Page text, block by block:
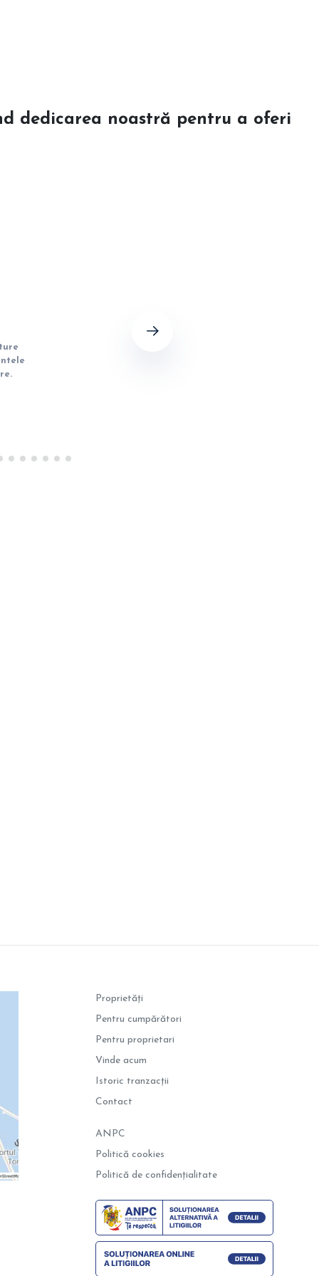
dedicarea noastră pentru a oferi
Proprietăți
Pentru cumpărători
Pentru proprietari
Vinde acum
Istoric tranzacții
Contact
ANPC
Politică cookies
Politică de confidențialitate